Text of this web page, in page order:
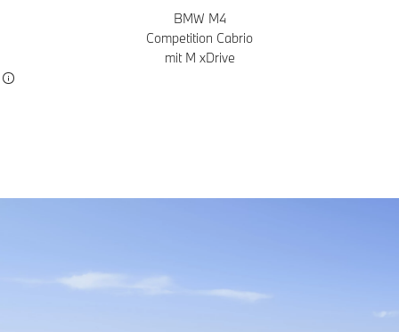
BMW M4
Competition Cabrio
mit M xDrive